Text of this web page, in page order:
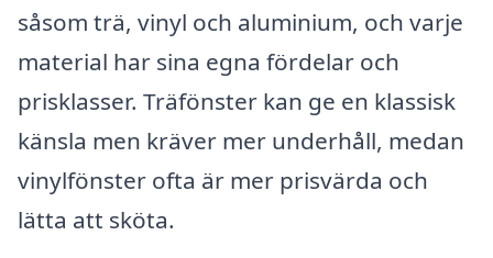
såsom trä, vinyl och aluminium, och varje
material har sina egna fördelar och
prisklasser. Träfönster kan ge en klassisk
känsla men kräver mer underhåll, medan
vinylfönster ofta är mer prisvärda och
lätta att sköta.